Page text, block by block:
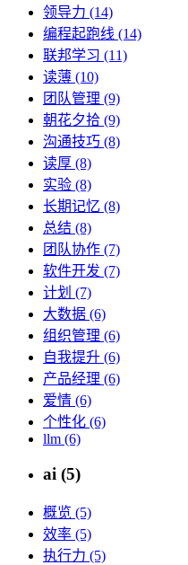
领导力 (14)
编程起跑线 (14)
联邦学习 (11)
读薄 (10)
团队管理 (9)
朝花夕拾 (9)
沟通技巧 (8)
读厚 (8)
实验 (8)
长期记忆 (8)
总结 (8)
团队协作 (7)
软件开发 (7)
计划 (7)
大数据 (6)
组织管理 (6)
自我提升 (6)
产品经理 (6)
爱情 (6)
个性化 (6)
llm (6)
ai (5)
概览 (5)
效率 (5)
执行力 (5)